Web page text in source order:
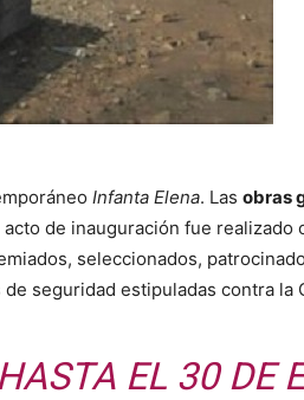
Infanta Elena. Las obras
de inauguración fue realizado
seleccionados,
seguridad estipuladas contra la
EL 30 DE